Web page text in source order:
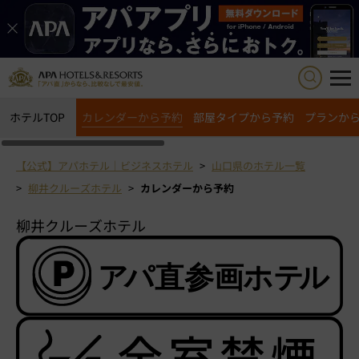
ホテルTOP カレンダーから予約 部屋タイプから予約 プランか
【公式】アパホテル｜ビジネスホテル
山口県のホテル一覧
柳井クルーズホテル
カレンダーから予約
柳井クルーズホテル